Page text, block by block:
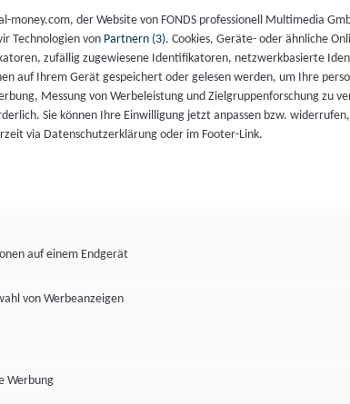
money.com, der Website von FONDS professionell Multimedia
Technologien von Partnern (3). Cookies, Geräte- oder ähnliche
zufällig zugewiesene Identifikatoren, netzwerkbasierte
auf Ihrem Gerät gespeichert oder gelesen werden, um Ihre
Messung von Werbeleistung und Zielgruppenforschung zu
Sie können Ihre Einwilligung jetzt anpassen bzw.
via Datenschutzerklärung oder im Footer-Link.
auf einem Endgerät
von Werbeanzeigen
Werbung